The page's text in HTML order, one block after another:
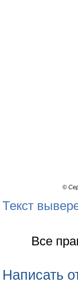
©
Текст
Все
Написать